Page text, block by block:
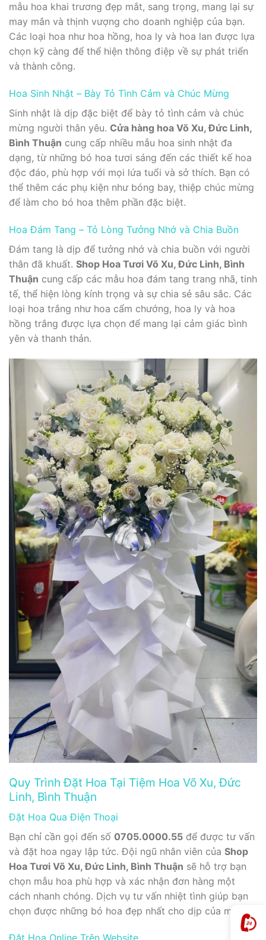
mẫu hoa khai trương đẹp mắt, sang trọng, mang lại sự
may mắn và thịnh vượng cho doanh nghiệp của bạn.
Các loại hoa như hoa hồng, hoa ly và hoa lan được lựa
chọn kỹ càng để thể hiện thông điệp về sự phát triển
và thành công.
Hoa Sinh Nhật – Bày Tỏ Tình Cảm và Chúc Mừng
Sinh nhật là dịp đặc biệt để bày tỏ tình cảm và chúc
mừng người thân yêu. Cửa hàng hoa Võ Xu, Đức Linh,
Bình Thuận cung cấp nhiều mẫu hoa sinh nhật đa
dạng, từ những bó hoa tươi sáng đến các thiết kế hoa
độc đáo, phù hợp với mọi lứa tuổi và sở thích. Bạn có
thể thêm các phụ kiện như bóng bay, thiệp chúc mừng
để làm cho bó hoa thêm phần đặc biệt.
Hoa Đám Tang – Tỏ Lòng Tưởng Nhớ và Chia Buồn
Đám tang là dịp để tưởng nhớ và chia buồn với người
thân đã khuất. Shop Hoa Tươi Võ Xu, Đức Linh, Bình
Thuận cung cấp các mẫu hoa đám tang trang nhã, tinh
tế, thể hiện lòng kính trọng và sự chia sẻ sâu sắc. Các
loại hoa trắng như hoa cẩm chướng, hoa ly và hoa
hồng trắng được lựa chọn để mang lại cảm giác bình
yên và thanh thản.
Quy Trình Đặt Hoa Tại Tiệm Hoa Võ Xu, Đức
Linh, Bình Thuận
Đặt Hoa Qua Điện Thoại
Bạn chỉ cần gọi đến số 0705.0000.55 để được tư vấn
và đặt hoa ngay lập tức. Đội ngũ nhân viên của Shop
Hoa Tươi Võ Xu, Đức Linh, Bình Thuận sẽ hỗ trợ bạn
chọn mẫu hoa phù hợp và xác nhận đơn hàng một
cách nhanh chóng. Dịch vụ tư vấn nhiệt tình giúp bạn
chọn được những bó hoa đẹp nhất cho dịp của mình.